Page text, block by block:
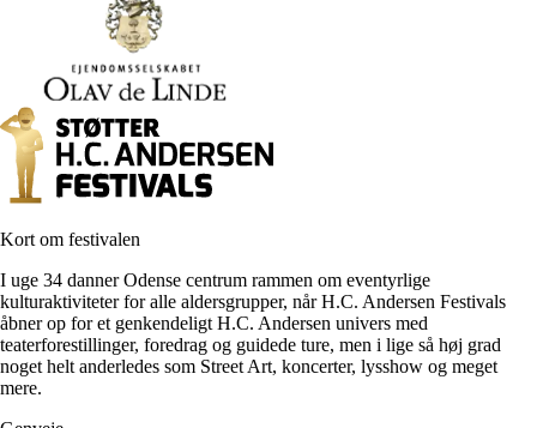
Kort om festivalen
I uge 34 danner Odense centrum rammen om eventyrlige
kulturaktiviteter for alle aldersgrupper, når H.C. Andersen Festivals
åbner op for et genkendeligt H.C. Andersen univers med
teaterforestillinger, foredrag og guidede ture, men i lige så høj grad
noget helt anderledes som Street Art, koncerter, lysshow og meget
mere.